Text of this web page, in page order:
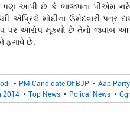
આપી છે કે ભાજપના પીએમ
એપ્રિલે મોદીના ઉમેદવારી પત્ર
પર આરોપ મૂક્યો છે તેનો જવાબ
ફગાવે છે.
PM Candidate Of BJP
Aap Party
2014 Top News Polical News